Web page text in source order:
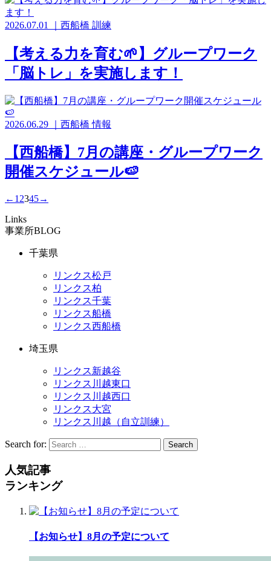
2026.07.01 西船橋 訓練
【考える力を育む🌱】グループワーク
「脳トレ」を実施します！
2026.06.29 西船橋 情報
【西船橋】7月の講座・グループワーク
開催スケジュール🍉
← 1 2345→
Links
事業所BLOG
千葉県
リンクス松戸
リンクス柏
リンクス千葉
リンクス船橋
リンクス西船橋
埼玉県
リンクス新越谷
リンクス川越東口
リンクス川越西口
リンクス大宮
リンクス川越（自立訓練）
Search for: Search
人気記事
ランキング
【お知らせ】8月の予定について